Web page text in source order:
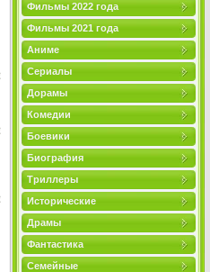
Фильмы 2022 года
Фильмы 2021 года
Аниме
Сериалы
Дорамы
Комедии
Боевики
Биография
Триллеры
Исторические
Драмы
Фантастика
Семейные